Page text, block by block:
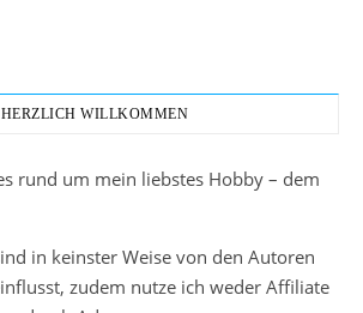
HERZLICH WILLKOMMEN
rund um mein liebstes Hobby – dem
in keinster Weise von den Autoren
zudem nutze ich weder Affiliate